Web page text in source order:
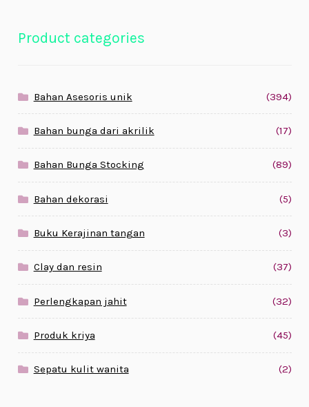
Product categories
Bahan Asesoris unik (394)
Bahan bunga dari akrilik (17)
Bahan Bunga Stocking (89)
Bahan dekorasi (5)
Buku Kerajinan tangan (3)
Clay dan resin (37)
Perlengkapan jahit (32)
Produk kriya (45)
Sepatu kulit wanita (2)